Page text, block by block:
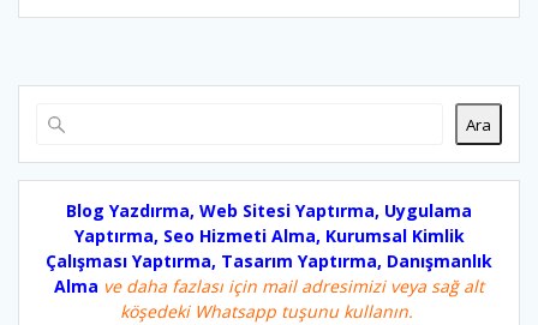
Ara
Blog Yazdırma, Web Sitesi Yaptırma, Uygulama
Yaptırma, Seo Hizmeti Alma, Kurumsal Kimlik
Çalışması Yaptırma, Tasarım Yaptırma, Danışmanlık
Alma ve daha fazlası için mail adresimizi veya sağ alt
köşedeki Whatsapp tuşunu kullanın.